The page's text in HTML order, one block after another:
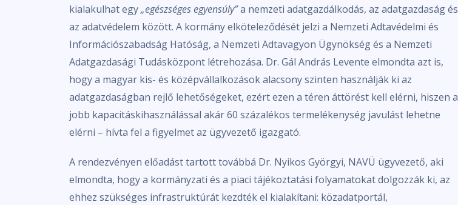
kialakulhat egy„egészséges egyensúly”a nemzeti adatgazdálkodás, az adatgazdaság és
az adatvédelem között. A kormány elköteleződését jelzi a Nemzeti Adtavédelmi és
Információszabadság Hatóság, a Nemzeti Adtavagyon Ügynökség és a Nemzeti
Adatgazdasági Tudásközpont létrehozása. Dr. Gál András Levente elmondta azt is,
hogy a magyar kis- és középvállalkozások alacsony szinten használják ki az
adatgazdaságban rejlő lehetőségeket, ezért ezen a téren áttörést kell elérni, hiszen a
jobb kapacitáskihasználással akár 60 százalékos termelékenység javulást lehetne
elérni – hívta fel a figyelmet az ügyvezető igazgató.
A rendezvényen előadást tartott továbbá Dr. Nyikos Györgyi, NAVÜ ügyvezető, aki
elmondta, hogy a kormányzati és a piaci tájékoztatási folyamatokat dolgozzák ki, az
ehhez szükséges infrastruktúrát kezdték el kialakítani: közadatportál,